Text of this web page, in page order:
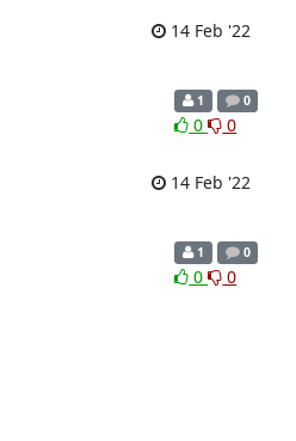
14 Feb '22
1 0
0 0
14 Feb '22
1 0
0 0